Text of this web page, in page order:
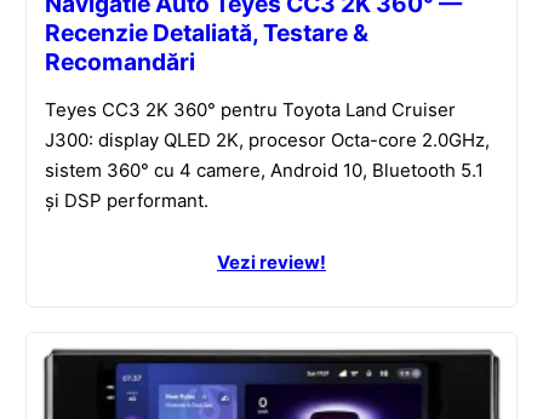
Recenzie Detaliată, Testare &
Recomandări
Teyes CC3 2K 360° pentru Toyota Land Cruiser
J300: display QLED 2K, procesor Octa-core 2.0GHz,
sistem 360° cu 4 camere, Android 10, Bluetooth 5.1
și DSP performant.
Vezi review!